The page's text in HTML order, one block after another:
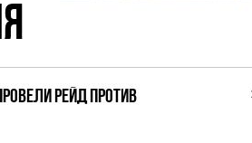
РЕЙД ПРОТИВ